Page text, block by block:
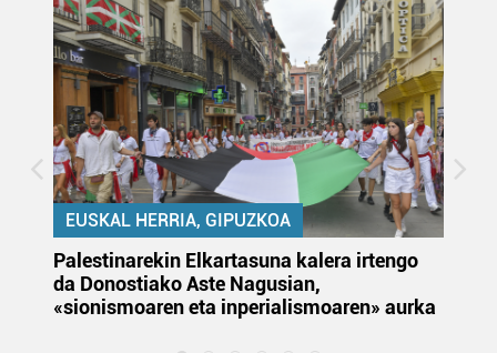
EUSKAL HERRIA, GIPUZKOA
Palestinarekin Elkartasuna kalera irtengo
da Donostiako Aste Nagusian,
«sionismoaren eta inperialismoaren» aurka